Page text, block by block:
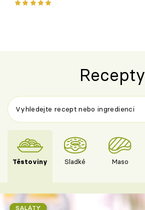
ovoce
Recepty
Těstoviny Sladké Maso
SALÁTY